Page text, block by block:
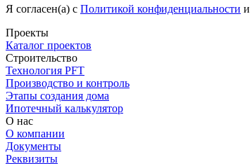
Я согласен(а) с Политикой конфиденциальности и
Проекты
Каталог проектов
Строительство
Технология PFT
Производство и контроль
Этапы создания дома
Ипотечный калькулятор
О нас
О компании
Документы
Реквизиты